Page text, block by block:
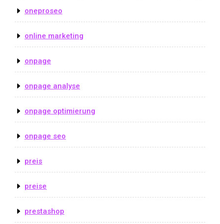
oneproseo
online marketing
onpage
onpage analyse
onpage optimierung
onpage seo
preis
preise
prestashop